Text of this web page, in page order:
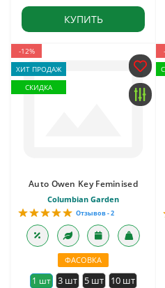
КУПИТЬ
-12%
ХИТ ПРОДАЖ
СКИДКА
Auto Owen Key Feminised
Columbian Garden
Отзывов - 2
ФАСОВКА
1 шт 3 шт 5 шт 10 шт